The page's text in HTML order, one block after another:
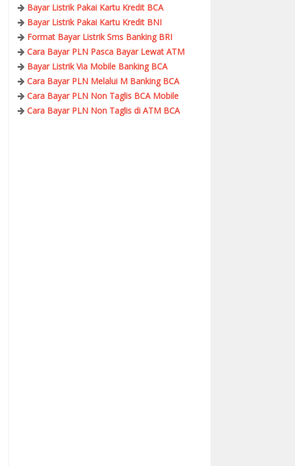
Bayar Listrik Pakai Kartu Kredit BCA
Bayar Listrik Pakai Kartu Kredit BNI
Format Bayar Listrik Sms Banking BRI
Cara Bayar PLN Pasca Bayar Lewat ATM
Bayar Listrik Via Mobile Banking BCA
Cara Bayar PLN Melalui M Banking BCA
Cara Bayar PLN Non Taglis BCA Mobile
Cara Bayar PLN Non Taglis di ATM BCA